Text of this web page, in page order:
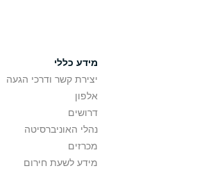
מידע כללי
יצירת קשר ודרכי הגעה
אלפון
דרושים
נהלי האוניברסיטה
מכרזים
מידע לשעת חירום